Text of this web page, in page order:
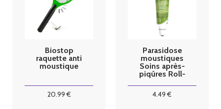
Biostop
raquette anti
moustique
20.99€
Parasidose
moustiques
Soins après-
piqûres Roll-
15ml
4.49 €